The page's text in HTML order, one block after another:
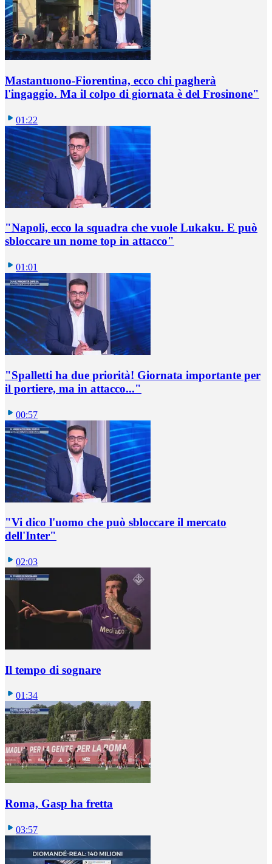
Mastantuono-Fiorentina, ecco chi pagherà
l'ingaggio. Ma il colpo di giornata è del Frosinone"
01:22
"Napoli, ecco la squadra che vuole Lukaku. E può
sbloccare un nome top in attacco"
01:01
"Spalletti ha due priorità! Giornata importante per
il portiere, ma in attacco..."
00:57
"Vi dico l'uomo che può sbloccare il mercato
dell'Inter"
02:03
Il tempo di sognare
01:34
Roma, Gasp ha fretta
03:57